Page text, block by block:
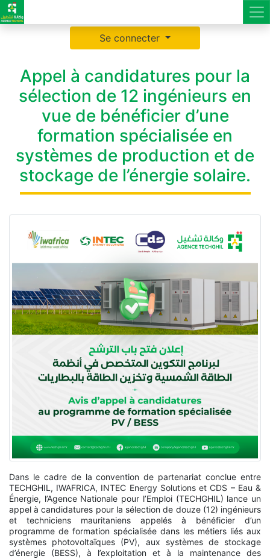
Se connecter
Appel à candidatures pour la
sélection de 12 ingénieurs en
vue de bénéficier d’une
formation spécialisée en
systèmes de production et de
stockage de l’énergie solaire.
Dans le cadre de la convention de partenariat conclue entre
TECHGHIL, IWAFRICA, INTEC Energy Solutions et CDS – Eau &
Énergie, l’Agence Nationale pour l’Emploi (TECHGHIL) lance un
appel à candidatures pour la sélection de douze (12) ingénieurs
et techniciens mauritaniens appelés à bénéficier d’un
programme de formation spécialisée dans les métiers liés aux
systèmes photovoltaïques (PV), aux systèmes de stockage
d’énergie (BESS), à l’exploitation et à la maintenance des